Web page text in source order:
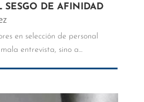
SESGO DE AFINIDAD
en selección de personal
entrevista, sino a...